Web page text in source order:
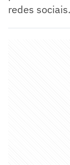
redes sociais.